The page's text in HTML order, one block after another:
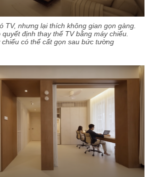
TV, nhưng lại thích không gian gọn gàng.
định thay thế TV bằng máy chiếu.
chiếu có thể cất gọn sau bức tường